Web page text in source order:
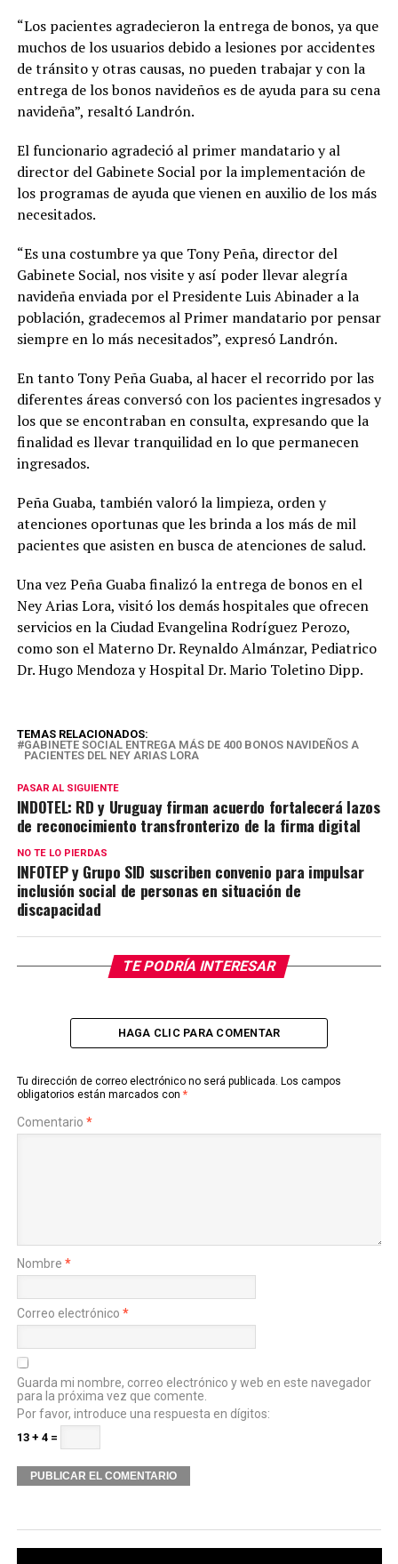
“Los pacientes agradecieron la entrega de bonos, ya que
muchos de los usuarios debido a lesiones por accidentes
de tránsito y otras causas, no pueden trabajar y con la
entrega de los bonos navideños es de ayuda para su cena
navideña”, resaltó Landrón.
El funcionario agradeció al primer mandatario y al
director del Gabinete Social por la implementación de
los programas de ayuda que vienen en auxilio de los más
necesitados.
“Es una costumbre ya que Tony Peña, director del
Gabinete Social, nos visite y así poder llevar alegría
navideña enviada por el Presidente Luis Abinader a la
población, gradecemos al Primer mandatario por pensar
siempre en lo más necesitados”, expresó Landrón.
En tanto Tony Peña Guaba, al hacer el recorrido por las
diferentes áreas conversó con los pacientes ingresados y
los que se encontraban en consulta, expresando que la
finalidad es llevar tranquilidad en lo que permanecen
ingresados.
Peña Guaba, también valoró la limpieza, orden y
atenciones oportunas que les brinda a los más de mil
pacientes que asisten en busca de atenciones de salud.
Una vez Peña Guaba finalizó la entrega de bonos en el
Ney Arias Lora, visitó los demás hospitales que ofrecen
servicios en la Ciudad Evangelina Rodríguez Perozo,
como son el Materno Dr. Reynaldo Almánzar, Pediatrico
Dr. Hugo Mendoza y Hospital Dr. Mario Toletino Dipp.
TEMAS RELACIONADOS:
GABINETE SOCIAL ENTREGA MÁS DE 400 BONOS NAVIDEÑOS A
PACIENTES DEL NEY ARIAS LORA
PASAR AL SIGUIENTE
INDOTEL: RD y Uruguay firman acuerdo fortalecerá lazos
de reconocimiento transfronterizo de la firma digital
NO TE LO PIERDAS
INFOTEP y Grupo SID suscriben convenio para impulsar
inclusión social de personas en situación de
discapacidad
TE PODRÍA INTERESAR
HAGA CLIC PARA COMENTAR
Tu dirección de correo electrónico no será publicada. Los campos
obligatorios están marcados con *
Comentario *
Nombre *
Correo electrónico *
Guarda mi nombre, correo electrónico y web en este navegador
para la próxima vez que comente.
Por favor, introduce una respuesta en dígitos:
13 + 4 =